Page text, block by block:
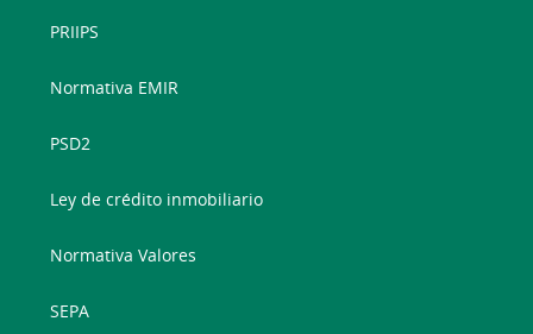
PRIIPS
Normativa EMIR
PSD2
Ley de crédito inmobiliario
Normativa Valores
SEPA